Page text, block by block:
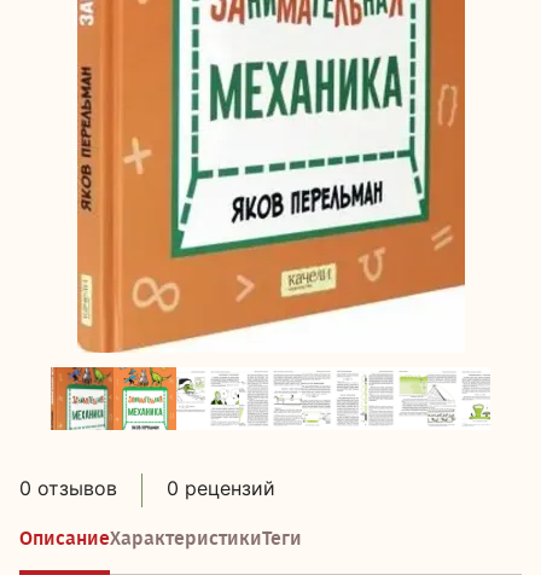
0 отзывов 0 рецензий
ОписаниеХарактеристикиТеги